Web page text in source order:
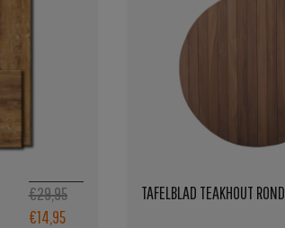
€29,95
€14,95
TAFELBLAD TEAKHOUT ROND